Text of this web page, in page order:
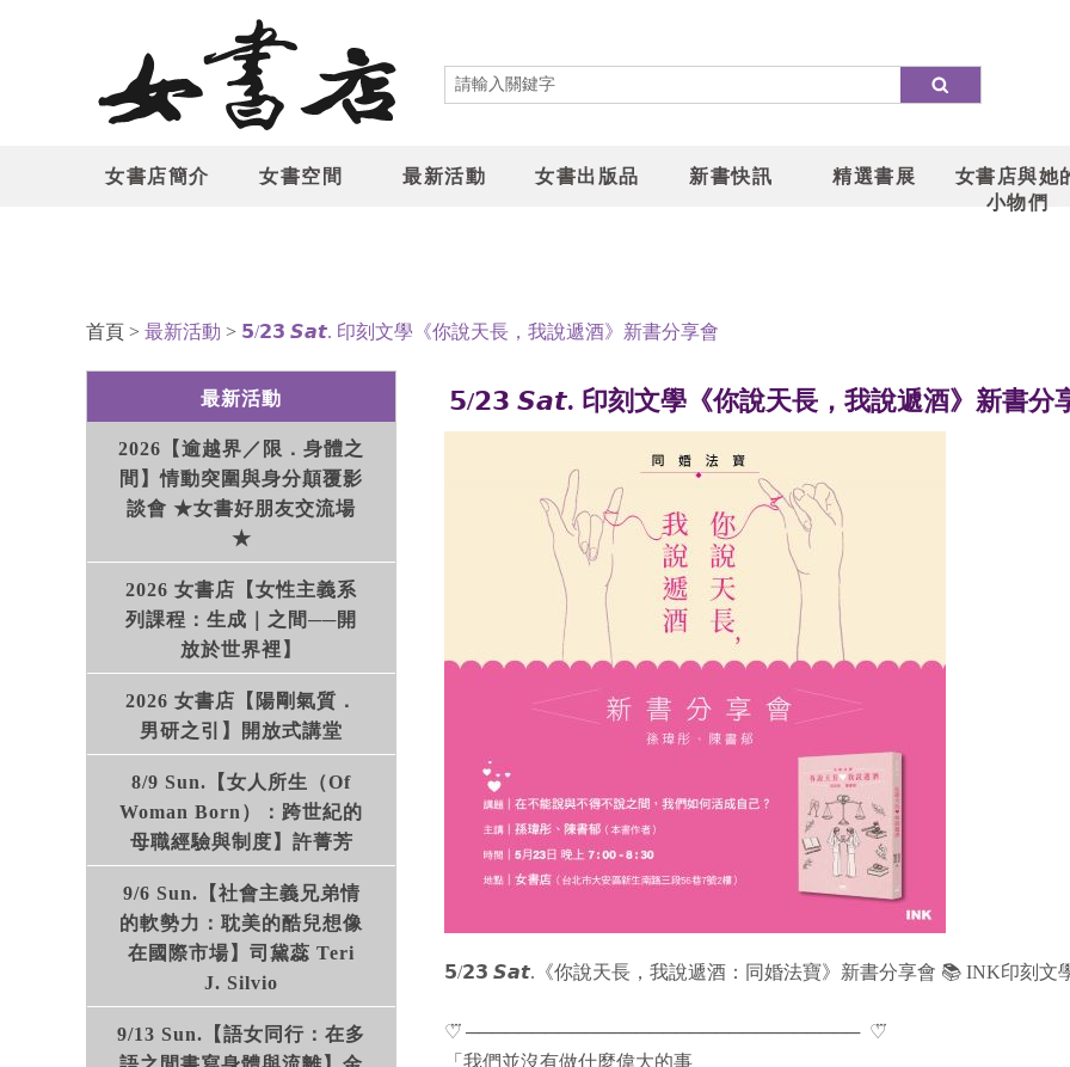
女書店簡介 女書空間 最新活動 女書出版品 新書快訊 精選書展
女書店與她
小物們
首頁 > 最新活動 > 𝟱/𝟮𝟯 𝙎𝙖𝙩. 印刻文學《你說天長，我說遞酒》新書分享會
最新活動
2026【逾越界／限．身體之
間】情動突圍與身分顛覆影
談會 ★女書好朋友交流場
★
2026 女書店【女性主義系
列課程：生成｜之間──開
放於世界裡】
2026 女書店【陽剛氣質．
男研之引】開放式講堂
8/9 Sun.【女人所生（Of
Woman Born）：跨世紀的
母職經驗與制度】許菁芳
9/6 Sun.【社會主義兄弟情
的軟勢力：耽美的酷兒想像
在國際市場】司黛蕊 Teri
J. Silvio
9/13 Sun.【語女同行：在多
𝟱/𝟮𝟯 𝙎𝙖𝙩. 印刻文學《你說天長，我說遞酒》新書分
𝟱/𝟮𝟯 𝙎𝙖𝙩.《你說天長，我說遞酒：同婚法寶》新書分享會 📚 INK印刻文
♡⃛ ────────────────────────────── ​ ♡⃛
「我們並沒有做什麼偉大的事